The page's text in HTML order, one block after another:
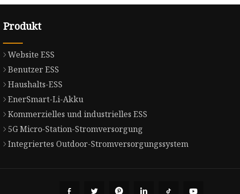
Produkt
Website ESS
Benutzer ESS
Haushalts-ESS
EnerSmart-Li-Akku
Kommerzielles und industrielles ESS
5G Micro-Station-Stromversorgung
Integriertes Outdoor-Stromversorgungssystem